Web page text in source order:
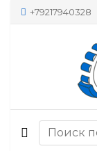
+79217940328